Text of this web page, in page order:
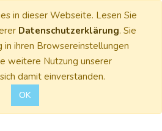
in dieser Webseite. Lesen Sie
Datenschutzerklärung. Sie
in ihren Browsereinstellungen
weitere Nutzung unserer
damit einverstanden.
OK